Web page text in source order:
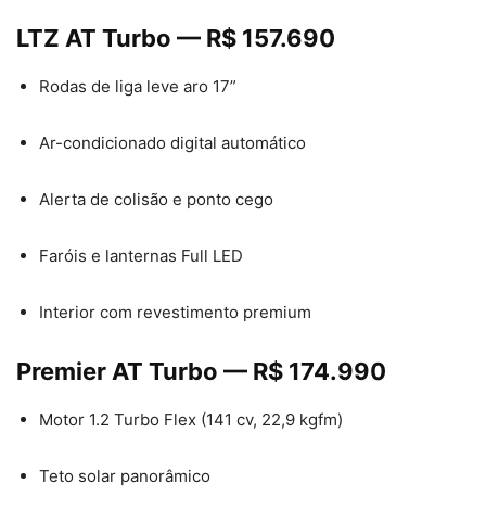
LTZ AT Turbo — R$ 157.690
Rodas de liga leve aro 17”
Ar-condicionado digital automático
Alerta de colisão e ponto cego
Faróis e lanternas Full LED
Interior com revestimento premium
Premier AT Turbo — R$ 174.990
Motor 1.2 Turbo Flex (141 cv, 22,9 kgfm)
Teto solar panorâmico